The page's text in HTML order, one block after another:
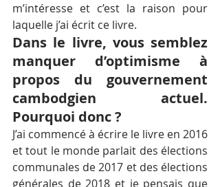
m’intéresse et c’est la raison pour
laquelle j’ai écrit ce livre.
Dans le livre, vous semblez
manquer d’optimisme à
propos du gouvernement
cambodgien actuel.
Pourquoi donc ?
J’ai commencé à écrire le livre en 2016
et tout le monde parlait des élections
communales de 2017 et des élections
générales de 2018 et je pensais que